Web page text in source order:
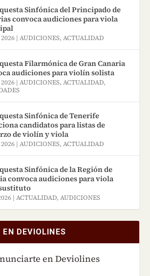
el talento de
a nivel
artístico
a partir de
límite de
Sinfónica del Principado de
convoca audiciones para viola
|AUDICIONES,ACTUALIDAD
Filarmónica de Gran Canaria
audiciones para violín solista
|AUDICIONES,ACTUALIDAD,
Sinfónica de Tenerife
candidatos para listas de
de violín y viola
|AUDICIONES,ACTUALIDAD
Sinfónica de la Región de
convoca audiciones para viola
|ACTUALIDAD,AUDICIONES
DEVIOLINES
en Deviolines